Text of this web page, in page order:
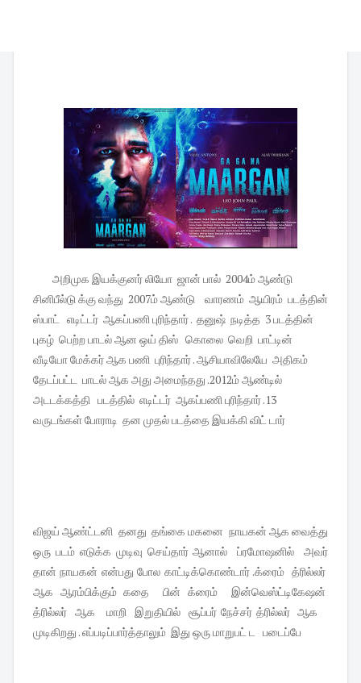
அறிமுக இயக்குனர் லியோ ஜான் பால் 2004ம் ஆண்டு
சினிபீல்டு க்கு வந்து 2007ம் ஆண்டு வாரணம் ஆயிரம் படத்தின்
ஸ்பாட் எடிட்டர் ஆகப்பணி புரிந்தார் . தனுஷ் நடித்த 3 படத்தின்
புகழ் பெற்ற பாடல் ஆன ஒய் திஸ் கொலை வெறி பாட்டின்
வீடியோ மேக்கர் ஆக பணி புரிந்தார் . ஆசியாவிலேயே அதிகம்
தேடப்பட்ட பாடல் ஆக அது அமைந்தது .2012ம் ஆண்டில்
அடடக்கத்தி படத்தில் எடிட்டர் ஆகப்பணி புரிந்தார் .13
வருடங்கள் போராடி தன முதல் படத்தை இயக்கி விட் டார்
விஜய் ஆண்ட்டனி தனது தங்கை மகனை நாயகன் ஆக வைத்து
ஒரு படம் எடுக்க முடிவு செய்தார் ஆனால் ப்ரமோஷனில் அவர்
தான் நாயகன் என்பது போல காட்டிக்கொண்டார் .க்ரைம் த்ரில்லர்
ஆக ஆரம்பிக்கும் கதை பின் க்ரைம் இன்வெஸ்ட்டிகேஷன்
த்ரில்லர் ஆக மாறி இறுதியில் சூப்பர் நேச்சர் த்ரில்லர் ஆக
முடிகிறது . எப்படிப்பார்த்தாலும் இது ஒரு மாறுபட் ட படைப்பே